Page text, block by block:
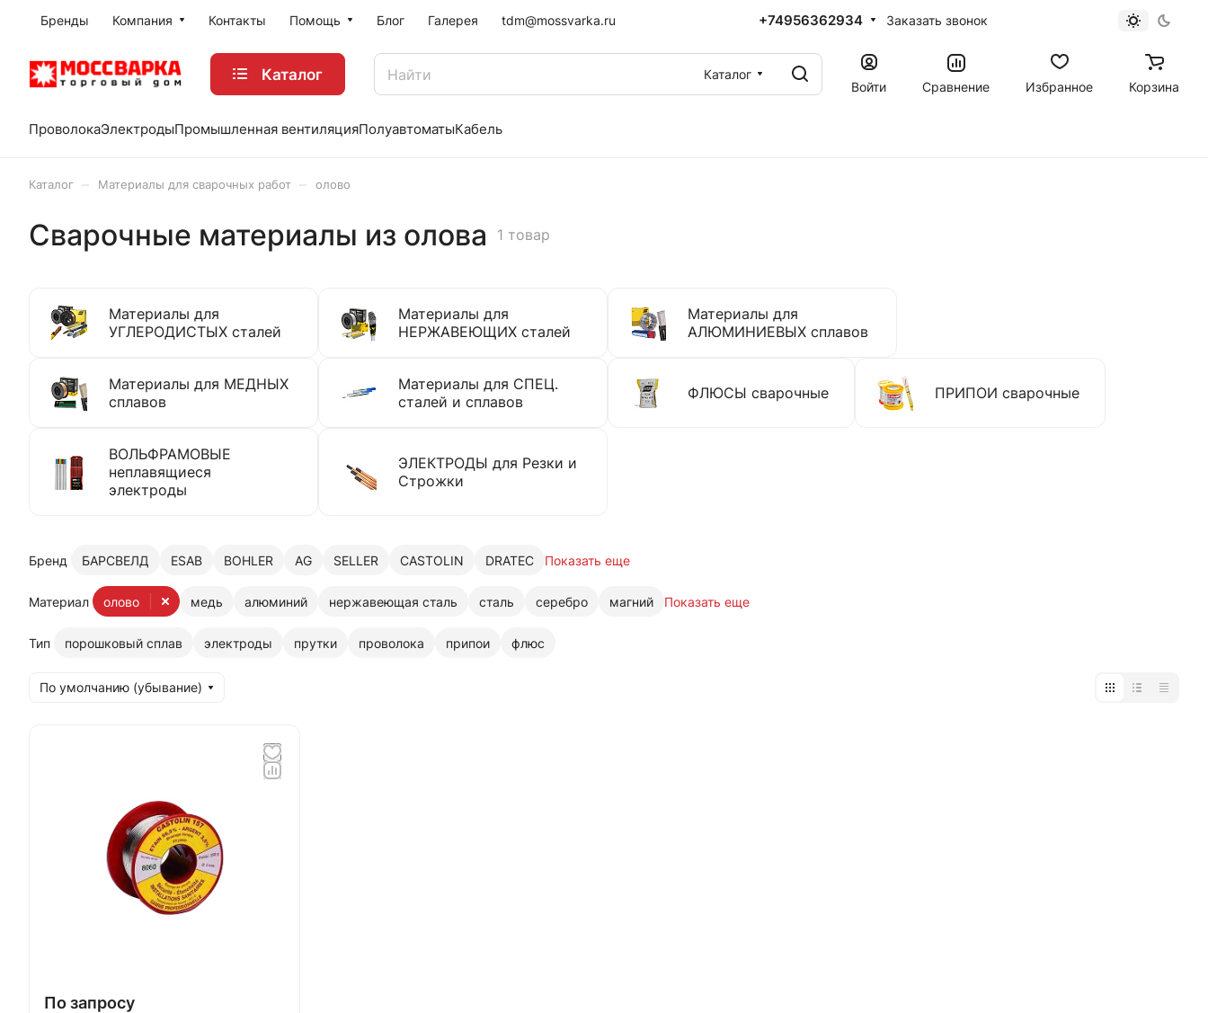
Бренды Компания Контакты Помощь Блог Галерея tdm@mossvarka.ru +74956362934 Заказать звонок
Каталог
Каталог
Войти
Сравнение Избранное Корзина
ПроволокаЭлектродыПромышленная вентиляцияПолуавтоматыКабель
Каталог Материалы для сварочных работ олово
Сварочные материалы из олова 1 товар
Материалы для
УГЛЕРОДИСТЫХ сталей
Материалы для
НЕРЖАВЕЮЩИХ сталей
Материалы для
АЛЮМИНИЕВЫХ сплавов
Материалы для МЕДНЫХ
сплавов
Материалы для СПЕЦ.
сталей и сплавов
ФЛЮСЫ сварочные ПРИПОИ сварочные
ВОЛЬФРАМОВЫЕ
неплавящиеся
электроды
ЭЛЕКТРОДЫ для Резки и
Строжки
Бренд БАРСВЕЛД ESAB BOHLER AG SELLER CASTOLIN DRATEC Показать еще
Материал медь алюминий нержавеющая сталь сталь
олово серебро магний Показать еще
Тип порошковый сплав электроды прутки проволока припои флюс
По умолчанию (убывание)
По запросу